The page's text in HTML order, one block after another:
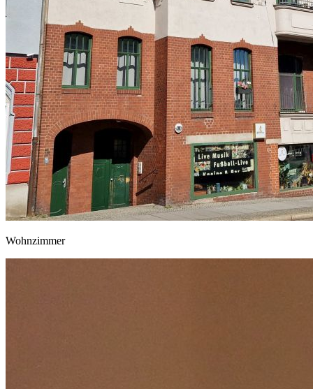
Wohnzimmer